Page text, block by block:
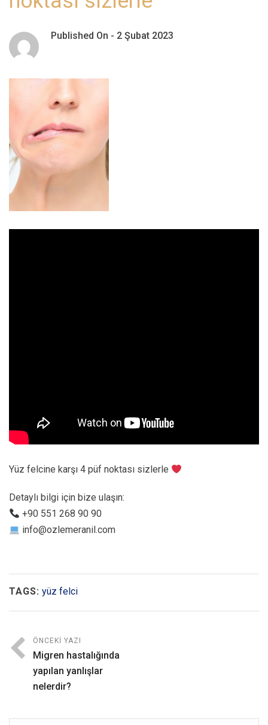
Published On - 2 Şubat 2023
Yüz felcine karşı 4 püf noktası sizlerle
Detaylı bilgi için bize ulaşın:
+90 551 268 90 90
info@ozlemeranil.com
TAGS: yüz felci
ÖNCEKI YAZI
Migren hastalığında
yapılan yanlışlar
nelerdir?